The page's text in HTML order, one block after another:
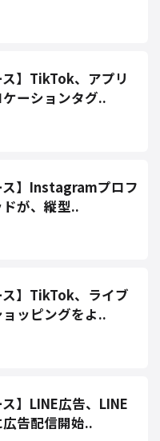
ス】TikTok、アプリ
ーションタグ..
ス】Instagramプロフ
が、縦型..
ス】TikTok、ライブ
ッピングをよ..
ス】LINE広告、LINE
広告配信開始..